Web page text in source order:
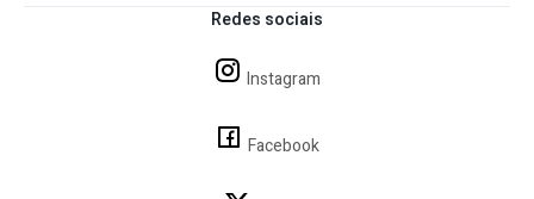
Redes sociais
Instagram
Facebook